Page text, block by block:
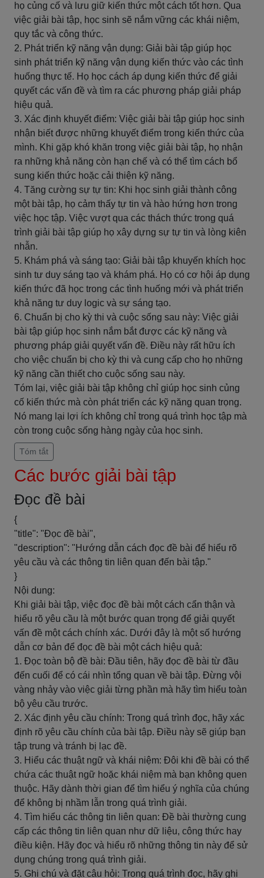
họ củng cố và lưu giữ kiến thức một cách tốt hơn. Qua
việc giải bài tập, học sinh sẽ nắm vững các khái niệm,
quy tắc và công thức.
2. Phát triển kỹ năng vận dụng: Giải bài tập giúp học
sinh phát triển kỹ năng vận dụng kiến thức vào các tình
huống thực tế. Họ học cách áp dụng kiến thức để giải
quyết các vấn đề và tìm ra các phương pháp giải pháp
hiệu quả.
3. Xác định khuyết điểm: Việc giải bài tập giúp học sinh
nhận biết được những khuyết điểm trong kiến thức của
mình. Khi gặp khó khăn trong việc giải bài tập, họ nhận
ra những khả năng còn hạn chế và có thể tìm cách bổ
sung kiến thức hoặc cải thiện kỹ năng.
4. Tăng cường sự tự tin: Khi học sinh giải thành công
một bài tập, họ cảm thấy tự tin và hào hứng hơn trong
việc học tập. Việc vượt qua các thách thức trong quá
trình giải bài tập giúp họ xây dựng sự tự tin và lòng kiên
nhẫn.
5. Khám phá và sáng tạo: Giải bài tập khuyến khích học
sinh tư duy sáng tạo và khám phá. Họ có cơ hội áp dụng
kiến thức đã học trong các tình huống mới và phát triển
khả năng tư duy logic và sự sáng tạo.
6. Chuẩn bị cho kỳ thi và cuộc sống sau này: Việc giải
bài tập giúp học sinh nắm bắt được các kỹ năng và
phương pháp giải quyết vấn đề. Điều này rất hữu ích
cho việc chuẩn bị cho kỳ thi và cung cấp cho họ những
kỹ năng cần thiết cho cuộc sống sau này.
Tóm lại, việc giải bài tập không chỉ giúp học sinh củng
cố kiến thức mà còn phát triển các kỹ năng quan trọng.
Nó mang lại lợi ích không chỉ trong quá trình học tập mà
còn trong cuộc sống hàng ngày của học sinh.
Tóm tắt
Các bước giải bài tập
Đọc đề bài
{
"title": "Đọc đề bài",
"description": "Hướng dẫn cách đọc đề bài để hiểu rõ
yêu cầu và các thông tin liên quan đến bài tập."
}
Nội dung:
Khi giải bài tập, việc đọc đề bài một cách cẩn thận và
hiểu rõ yêu cầu là một bước quan trọng để giải quyết
vấn đề một cách chính xác. Dưới đây là một số hướng
dẫn cơ bản để đọc đề bài một cách hiệu quả:
1. Đọc toàn bộ đề bài: Đầu tiên, hãy đọc đề bài từ đầu
đến cuối để có cái nhìn tổng quan về bài tập. Đừng vội
vàng nhảy vào việc giải từng phần mà hãy tìm hiểu toàn
bộ yêu cầu trước.
2. Xác định yêu cầu chính: Trong quá trình đọc, hãy xác
định rõ yêu cầu chính của bài tập. Điều này sẽ giúp bạn
tập trung và tránh bị lạc đề.
3. Hiểu các thuật ngữ và khái niệm: Đôi khi đề bài có thể
chứa các thuật ngữ hoặc khái niệm mà bạn không quen
thuộc. Hãy dành thời gian để tìm hiểu ý nghĩa của chúng
để không bị nhầm lẫn trong quá trình giải.
4. Tìm hiểu các thông tin liên quan: Đề bài thường cung
cấp các thông tin liên quan như dữ liệu, công thức hay
điều kiện. Hãy đọc và hiểu rõ những thông tin này để sử
dụng chúng trong quá trình giải.
5. Ghi chú và đặt câu hỏi: Trong quá trình đọc, hãy ghi